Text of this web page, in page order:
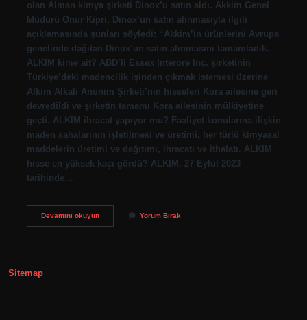
olan Alman kimya şirketi Dinox’u satın aldı. Akkim Genel
Müdürü Onur Kipri, Dinox’un satın alınmasıyla ilgili
açıklamasında şunları söyledi: “Akkim’in ürünlerini Avrupa
genelinde dağıtan Dinox’un satın alınmasını tamamladık.
ALKIM kime ait? ABD’li Essex Interore Inc. şirketinin
Türkiye’deki madencilik işinden çıkmak istemesi üzerine
Alkim Alkali Anonim Şirketi’nin hisseleri Kora ailesine geri
devredildi ve şirketin tamamı Kora ailesinin mülkiyetine
geçti. ALKIM ihracat yapıyor mu? Faaliyet konularına ilişkin
maden sahalarının işletilmesi ve üretimi, her türlü kimyasal
maddelerin üretimi ve dağıtımı, ihracatı ve ithalatı. ALKIM
hisse en yüksek kaçı gördü? ALKIM, 27 Eylül 2023
tarihinde…
Devamını okuyunAlkim
Yorum Bırak
Sitemap